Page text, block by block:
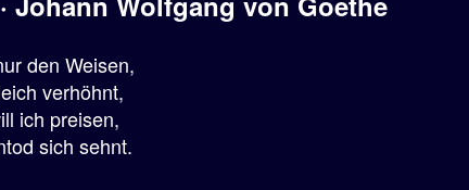
den Weisen,
verhöhnt,
ich preisen,
sich sehnt.